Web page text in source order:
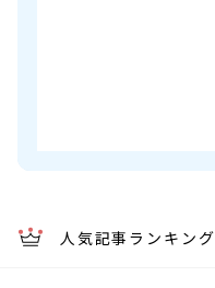
人気記事ランキング